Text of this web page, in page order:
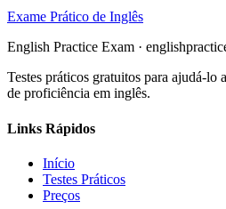
Exame Prático de Inglês
English Practice Exam ·
Testes práticos gratuitos para ajudá-lo
de proficiência em inglês.
Links Rápidos
Início
Testes Práticos
Preços